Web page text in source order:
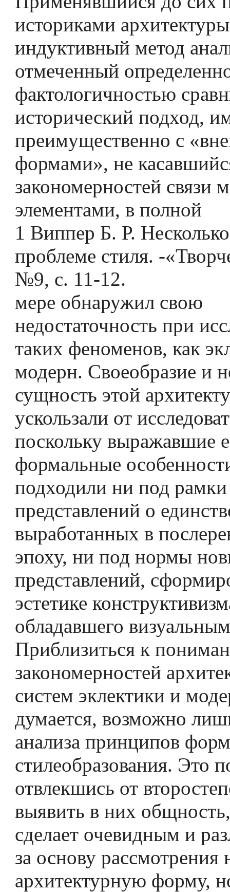
историками архитектуры
индуктивный метод
отмеченный
фактологичностью
исторический подход,
преимущественно с
формами», не
закономерностей связи
элементами, в полной
1 Виппер Б. Р.
проблеме стиля. -
№9, с. 11-12.
мepe обнаружил свою
недостаточность при
таких феноменов, как
модерн. Своеобразие и
сущность этой
ускользали от
поскольку выражавшие
формальные
подходили ни под рамки
представлений о
выработанных в
эпоху, ни под нормы
представлений,
эстетике
обладавшего
Приблизиться к
закономерностей
систем эклектики и
думается, возможно
анализа принципов
стилеобразования. Это
отвлекшись от
выявить в них
сделает очевидным и
за основу рассмотрения
архитектурную форму,